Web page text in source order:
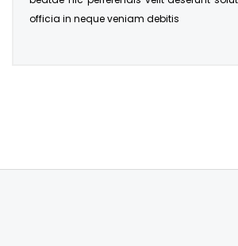
officia in neque veniam debitis